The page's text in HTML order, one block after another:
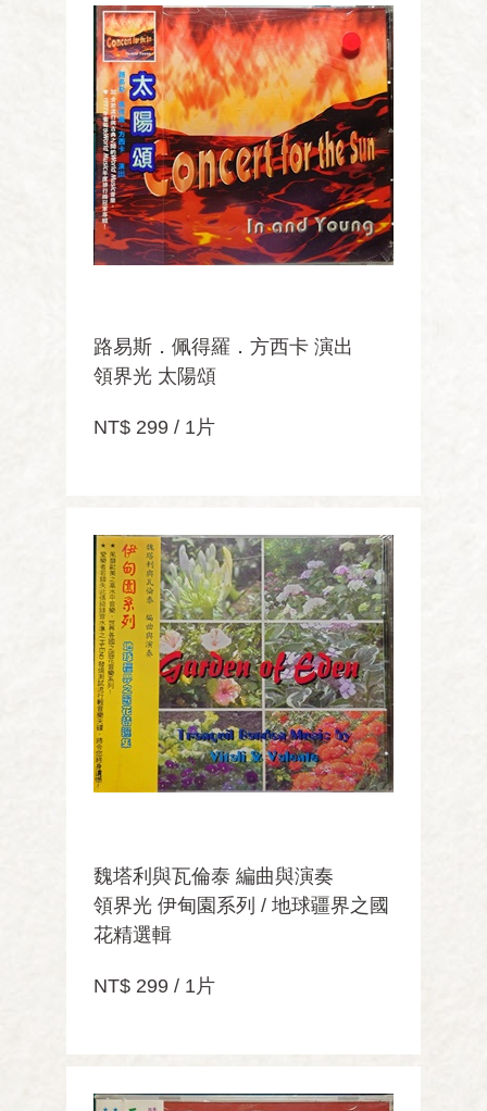
路易斯．佩得羅．方西卡 演出
領界光 太陽頌
NT$ 299 / 1片
魏塔利與瓦倫泰 編曲與演奏
領界光 伊甸園系列 / 地球疆界之國
花精選輯
NT$ 299 / 1片